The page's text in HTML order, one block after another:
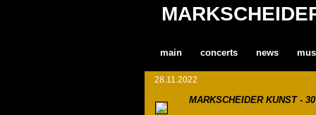
main concerts news
28.11.2022
MARKSCHEIDER KUNST -